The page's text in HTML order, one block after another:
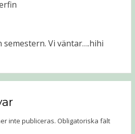
Vi väntar….hihi
inte publiceras. Obligatoriska fält